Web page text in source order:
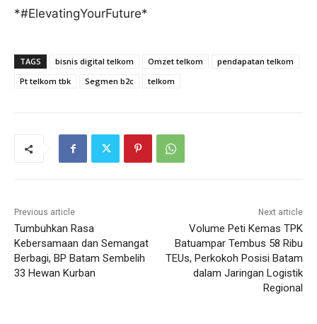
*#ElevatingYourFuture*
TAGS bisnis digital telkom Omzet telkom
pendapatan telkom
Pt telkom tbk
Segmen b2c telkom
Previous article
Tumbuhkan Rasa
Kebersamaan dan Semangat
Berbagi, BP Batam Sembelih
33 Hewan Kurban
Next article
Volume Peti Kemas TPK
Batuampar Tembus 58 Ribu
TEUs, Perkokoh Posisi Batam
dalam Jaringan Logistik
Regional